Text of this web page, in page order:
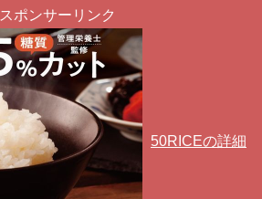
スポンサーリンク
50RICEの詳細